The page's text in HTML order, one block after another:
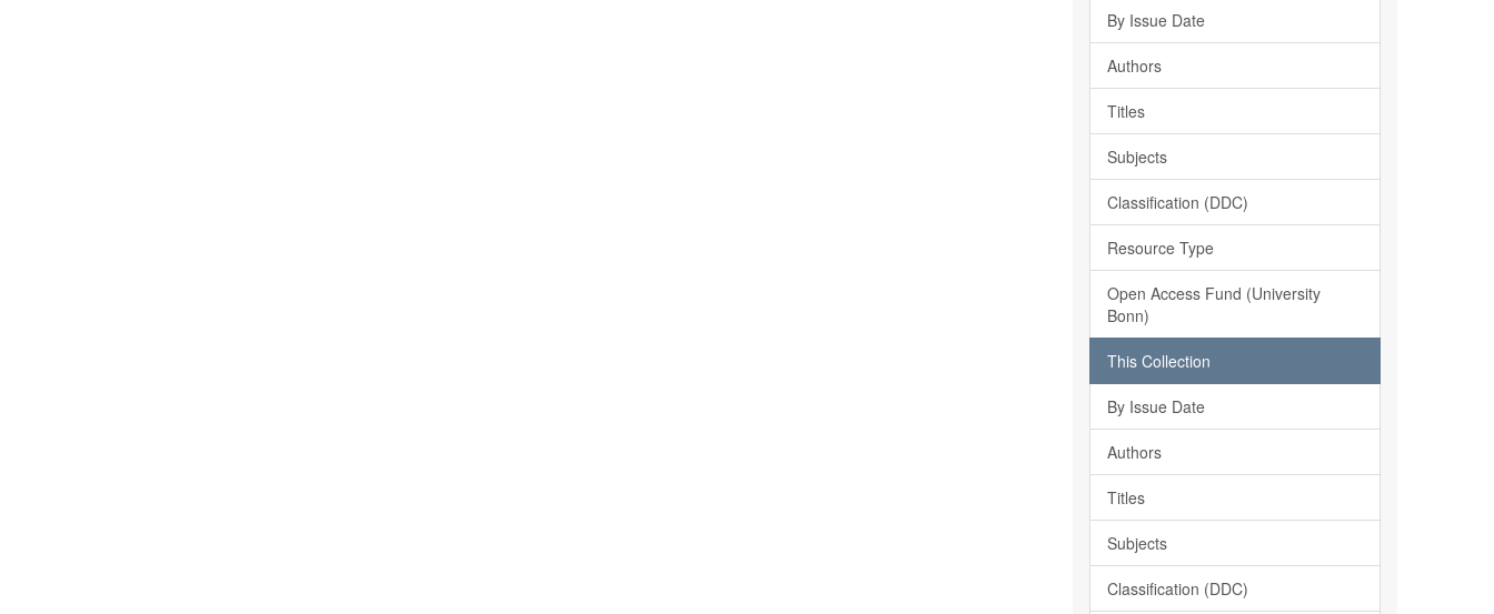
By Issue Date
Authors
Titles
Subjects
Classification (DDC)
Resource Type
Open Access Fund (University
Bonn)
This Collection
By Issue Date
Authors
Titles
Subjects
Classification (DDC)